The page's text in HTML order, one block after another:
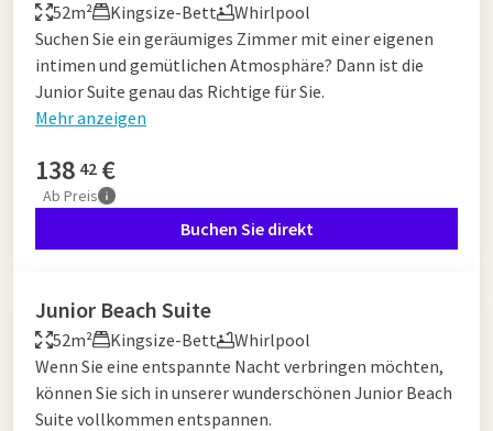
52m² Kingsize-Bett
Whirlpool
Suchen Sie ein geräumiges Zimmer mit einer eigenen
intimen und gemütlichen Atmosphäre? Dann ist die
Junior Suite genau das Richtige für Sie.
Mehr anzeigen
138 42 €
Ab Preis
Buchen Sie direkt
Junior Beach Suite
52m² Kingsize-Bett
Whirlpool
Wenn Sie eine entspannte Nacht verbringen möchten,
können Sie sich in unserer wunderschönen Junior Beach
Suite vollkommen entspannen.